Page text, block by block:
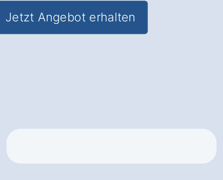
Jetzt Angebot erhalten